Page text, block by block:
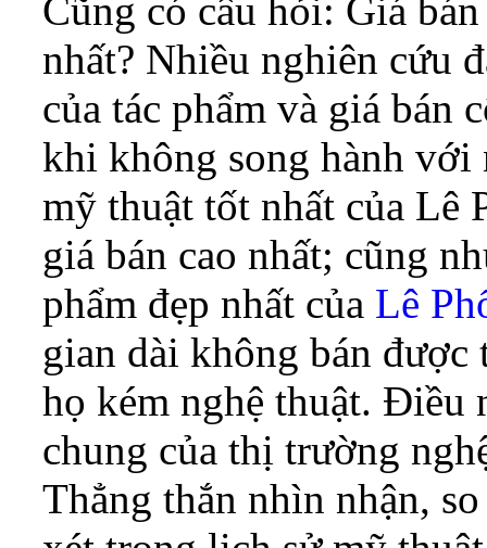
Cũng có câu hỏi: Giá
nhất? Nhiều nghiên cứu
của tác phẩm và giá bán
khi không song hành
mỹ thuật tốt nhất của Lê
giá bán cao nhất; cũng
phẩm đẹp nhất của Lê
gian dài không bán
họ kém nghệ thuật. Điều
chung của thị trường
Thẳng thắn nhìn nhận,